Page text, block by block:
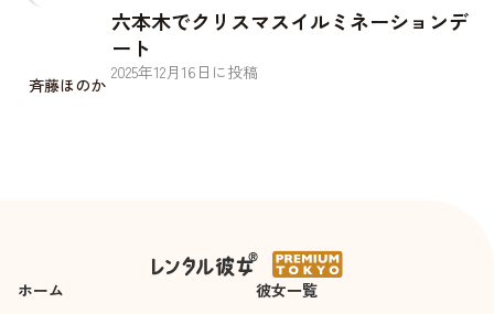
斉藤ほのか
六本木でクリスマスイルミネーションデ
ート
2025年12月 16 日に投稿
ホーム
彼女一覧